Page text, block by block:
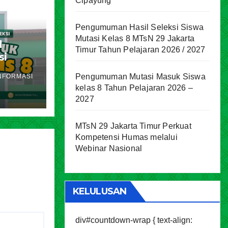
Pengumuman Hasil Seleksi Siswa
Mutasi Kelas 8 MTsN 29 Jakarta
Timur Tahun Pelajaran 2026 / 2027
Pengumuman Mutasi Masuk Siswa
kelas 8 Tahun Pelajaran 2026 –
2027
MTsN 29 Jakarta Timur Perkuat
Kompetensi Humas melalui
Webinar Nasional
KELULUSAN
div#countdown-wrap { text-align: